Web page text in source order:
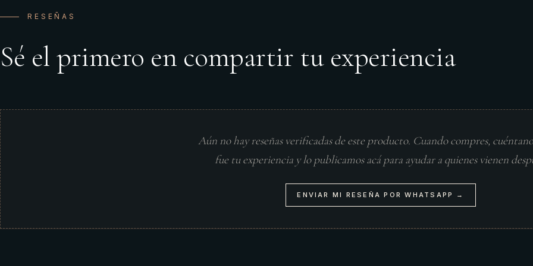
RESEÑAS
Sé el primero en compartir tu experiencia
Aún no hay reseñas verificadas de este producto. Cuando compres,
fue tu experiencia y lo publicamos acá para ayudar a quienes vienen
ENVIAR MI RESEÑA POR WHATSAPP →